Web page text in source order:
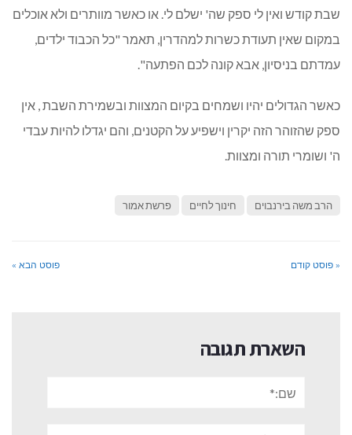
שבת קודש ואין לי ספק שה' ישלם לי. או כאשר מוותרים ולא אוכלים
במקום שאין תעודת כשרות למהדרין, תאמר "כל הכבוד ילדים,
עמדתם בניסיון, אבא קונה לכם הפתעה".
כאשר הגדולים יהיו ושמחים בקיום המצוות ובשמירת השבת , אין
ספק שהזוהר הזה יקרין וישפיע על הקטנים, והם יגדלו להיות עבדי
ה' ושומרי תורה ומצוות.
הרב משה בירנבוים חינוך לחיים פרשת אמור
« פוסט קודם פוסט הבא »
השארת תגובה